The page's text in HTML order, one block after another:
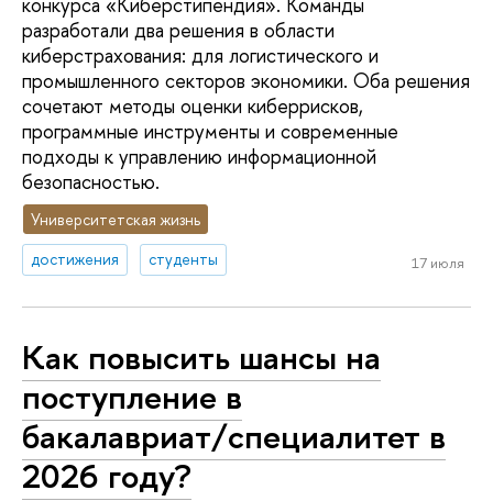
разработали два решения в области
киберстрахования: для логистического и
промышленного секторов экономики. Оба решения
сочетают методы оценки киберрисков,
программные инструменты и современные
подходы к управлению информационной
безопасностью.
Университетская жизнь
достижения
студенты 17 июля
Как повысить шансы на
поступление в
бакалавриат/специалитет в
2026 году?